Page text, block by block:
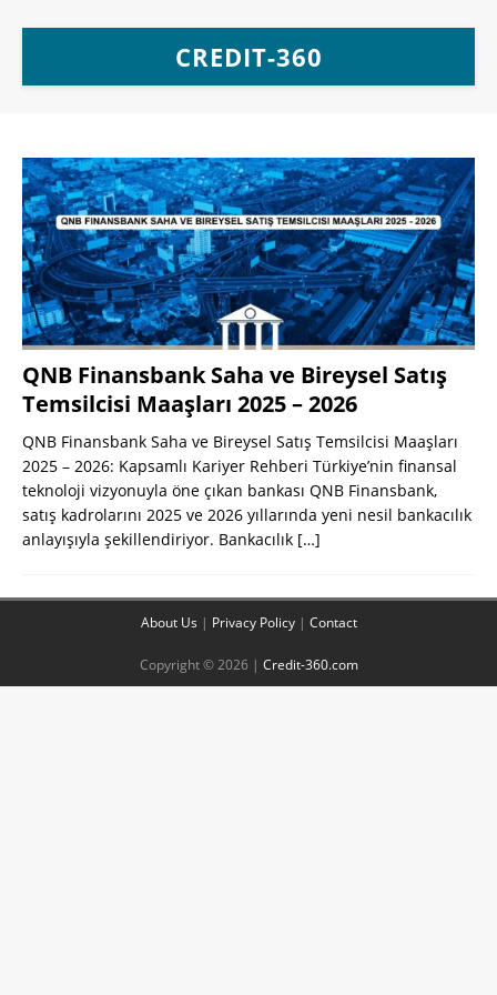
CREDIT-360
QNB Finansbank Saha ve Bireysel Satış
Temsilcisi Maaşları 2025 – 2026
QNB Finansbank Saha ve Bireysel Satış Temsilcisi Maaşları
2025 – 2026: Kapsamlı Kariyer Rehberi Türkiye’nin finansal
teknoloji vizyonuyla öne çıkan bankası QNB Finansbank,
satış kadrolarını 2025 ve 2026 yıllarında yeni nesil bankacılık
anlayışıyla şekillendiriyor. Bankacılık […]
About Us | Privacy Policy| Contact
Copyright © 2026 | Credit-360.com